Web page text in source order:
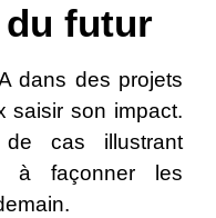
du futur
dans des projets
saisir son impact.
cas illustrant
à façonner les